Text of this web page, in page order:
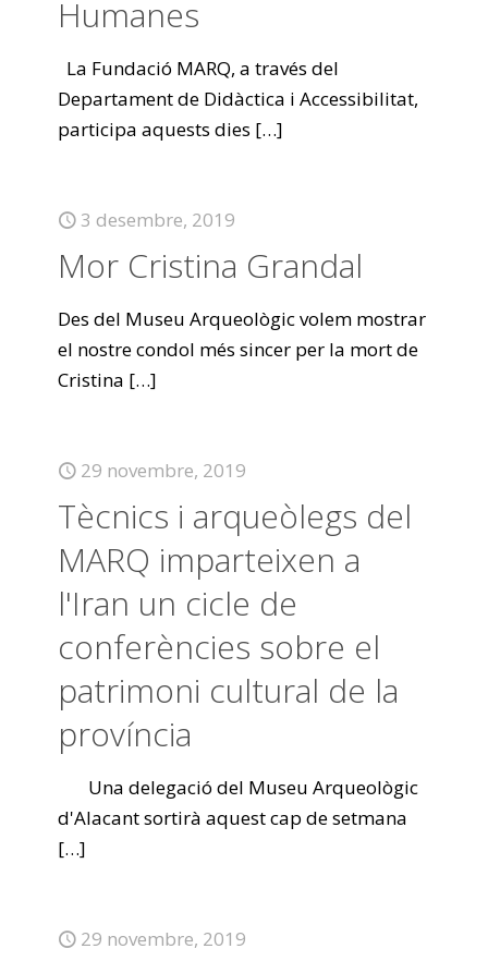
Humanes
La Fundació MARQ, a través del
Departament de Didàctica i Accessibilitat,
participa aquests dies […]
3 desembre, 2019
Mor Cristina Grandal
Des del Museu Arqueològic volem mostrar
el nostre condol més sincer per la mort de
Cristina […]
29 novembre, 2019
Tècnics i arqueòlegs del
MARQ imparteixen a
l'Iran un cicle de
conferències sobre el
patrimoni cultural de la
província
Una delegació del Museu Arqueològic
d'Alacant sortirà aquest cap de setmana
[…]
29 novembre, 2019